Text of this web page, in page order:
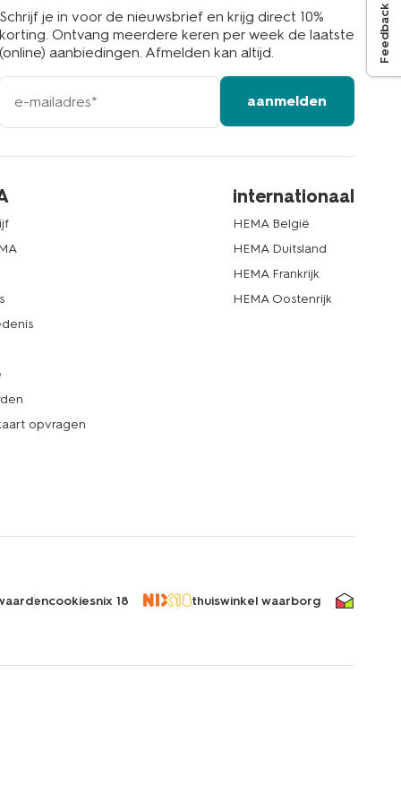
Schrijf je in voor de nieuwsbrief en krijg direct 10%
korting. Ontvang meerdere keren per week de laatste
(online) aanbiedingen. Afmelden kan altijd.
e-
mailadres
aanmelden
opvragen
internationaal
HEMA België
HEMA Duitsland
HEMA Frankrijk
HEMA Oostenrijk
cookiesnix 18 thuiswinkel waarborg
Feedback